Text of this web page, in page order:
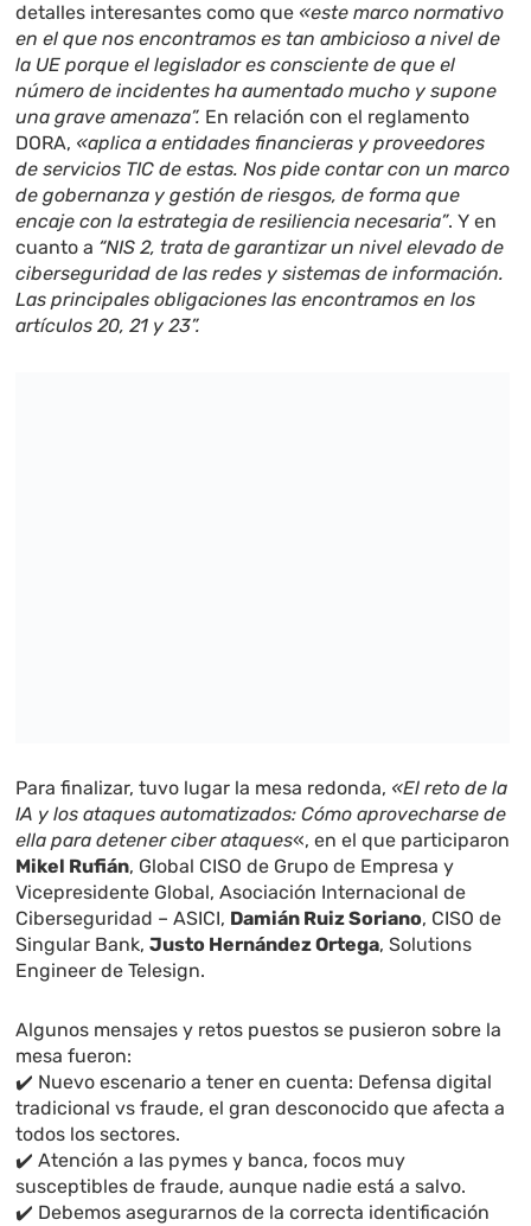
detalles interesantes como que «este marco normativo
en el que nos encontramos es tan ambicioso a nivel de
la UE porque el legislador es consciente de que el
número de incidentes ha aumentado mucho y supone
una grave amenaza”. En relación con el reglamento
DORA, «aplica a entidades financieras y proveedores
de servicios TIC de estas. Nos pide contar con un marco
de gobernanza y gestión de riesgos, de forma que
encaje con la estrategia de resiliencia necesaria”. Y en
cuanto a “NIS 2, trata de garantizar un nivel elevado de
ciberseguridad de las redes y sistemas de información.
Las principales obligaciones las encontramos en los
artículos 20, 21 y 23”.
Para finalizar, tuvo lugar la mesa redonda, «El reto de la
IA y los ataques automatizados: Cómo aprovecharse de
ella para detener ciber ataques«, en el que participaron
Mikel Rufián, Global CISO de Grupo de Empresa y
Vicepresidente Global, Asociación Internacional de
Ciberseguridad – ASICI, Damián Ruiz Soriano, CISO de
Singular Bank,Justo Hernández Ortega, Solutions
Engineer de Telesign.
Algunos mensajes y retos puestos se pusieron sobre la
mesa fueron:
✔️ Nuevo escenario a tener en cuenta: Defensa digital
tradicional vs fraude, el gran desconocido que afecta a
todos los sectores.
✔️ Atención a las pymes y banca, focos muy
susceptibles de fraude, aunque nadie está a salvo.
✔️ Debemos asegurarnos de la correcta identificación